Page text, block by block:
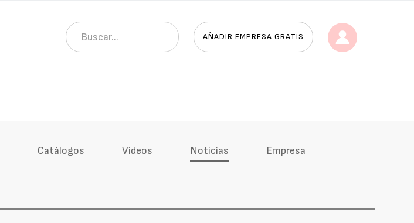
AÑADIR EMPRESA GRATIS
Catálogos Vídeos Noticias Empresa